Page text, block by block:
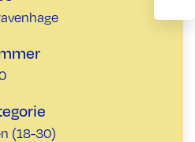
(18-30)